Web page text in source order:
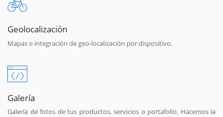
Geolocalización
Mapas o integración de geo-localización por dispositivo.
Galería
Galería de fotos de tus productos, servicios o portafolio. Hacemos la